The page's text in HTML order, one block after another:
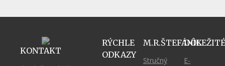
KONTAKT
RÝCHLE
ODKAZY
M.R.ŠTEFÁNIK
Stručný
E-